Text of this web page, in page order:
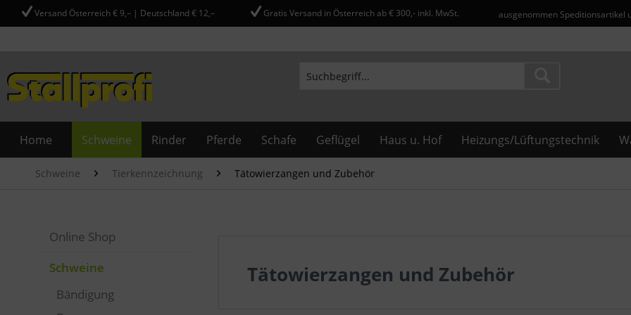
Versand Österreich € 9,– | Deutschland € 12,– Gratis Versand in Österreich ab € 300,- inkl. MwSt. ausgenommen Speditionsartikel
Home Schweine Rinder Pferde Schafe Geflügel Haus u. Hof Heizungs/Lüftungstechnik
Schweine Tierkennzeichnung Tätowierzangen und Zubehör
Online Shop
Schweine
Bändigung
Tätowierzangen und Zubehör